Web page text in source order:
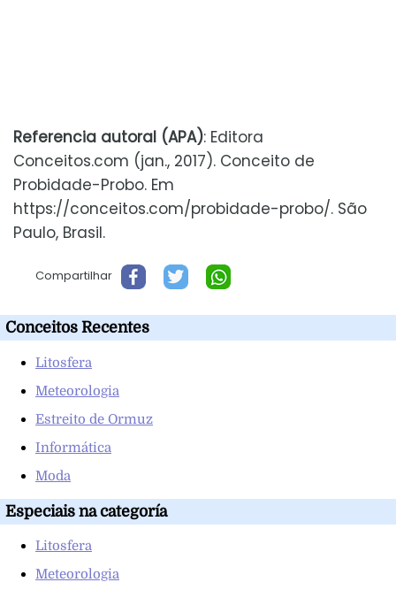
Referencia autoral (APA): Editora
Conceitos.com (jan., 2017). Conceito de
Probidade-Probo. Em
https://conceitos.com/probidade-probo/. São
Paulo, Brasil.
Compartilhar
Conceitos Recentes
Litosfera
Meteorologia
Estreito de Ormuz
Informática
Moda
Especiais na categoría
Litosfera
Meteorologia